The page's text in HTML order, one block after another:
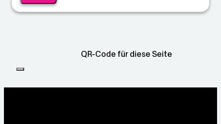
QR-Code für diese Seite